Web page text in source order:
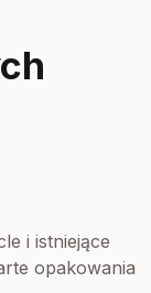
i istniejące
opakowania